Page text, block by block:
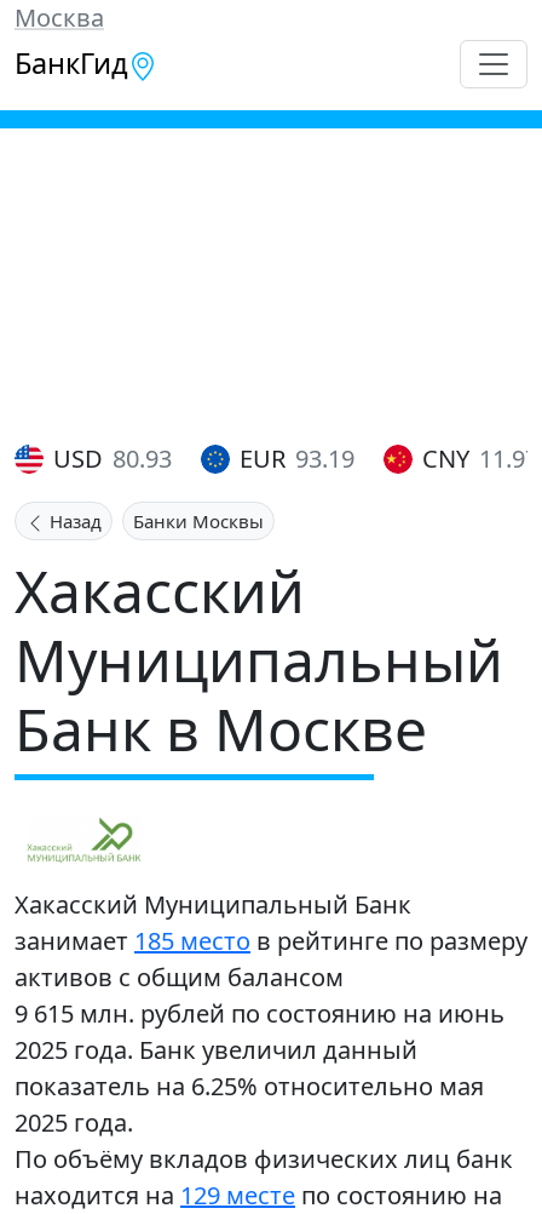
Москва
БанкГид
USD 80.93 EUR 93.19 CNY 11.97
Назад Банки Москвы
Хакасский
Муниципальный
Банк в Москве
Хакасский Муниципальный Банк
занимает 185 место в рейтинге по размеру
активов с общим балансом
9 615 млн. рублей по состоянию на июнь
2025 года. Банк увеличил данный
показатель на 6.25% относительно мая
2025 года.
По объёму вкладов физических лиц банк
находится на 129 месте по состоянию на